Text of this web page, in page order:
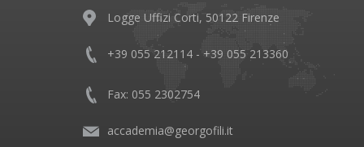
Logge Uffizi Corti, 50122 Firenze
+39 055 212114 - +39 055 213360
Fax: 055 2302754
accademia@georgofili.it